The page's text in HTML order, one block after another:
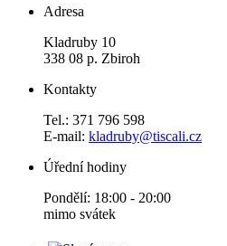
Adresa
Kladruby 10
338 08 p. Zbiroh
Kontakty
Tel.: 371 796 598
E-mail: kladruby@tiscali.cz
Úřední hodiny
Pondělí: 18:00 - 20:00
mimo svátek